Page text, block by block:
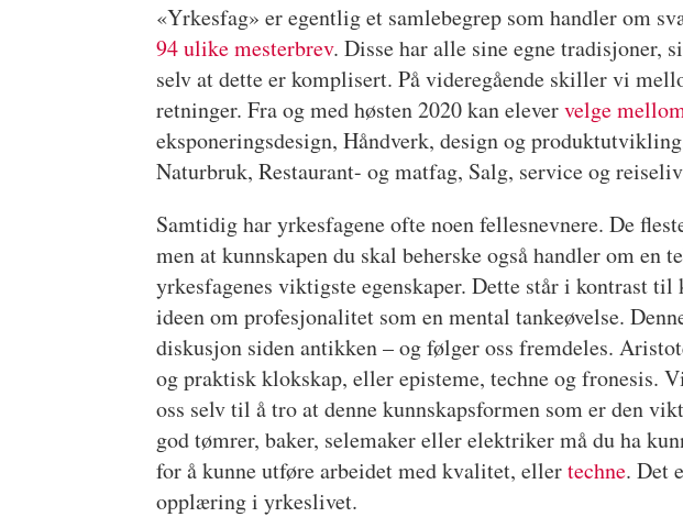
«Yrkesfag» er egentlig et samlebegrep som handler om
94 ulike mesterbrev. Disse har alle sine egne tradisjoner,
selv at dette er komplisert. På videregående skiller vi
retninger. Fra og med høsten 2020 kan elevervelge
eksponeringsdesign, Håndverk, design og
Naturbruk, Restaurant- og matfag, Salg, service og
Samtidig har yrkesfagene ofte noen fellesnevnere. De
men at kunnskapen du skal beherske også handler om
yrkesfagenes viktigste egenskaper. Dette står i kontrast
ideen om profesjonalitet som en mental tankeøvelse.
diskusjon siden antikken – og følger oss fremdeles.
og praktisk klokskap, eller episteme, techne og fronesis.
oss selv til å tro at denne kunnskapsformen som er den
god tømrer, baker, selemaker eller elektriker må du ha
for å kunne utføre arbeidet med kvalitet, ellertechne. Det
opplæring i yrkeslivet.